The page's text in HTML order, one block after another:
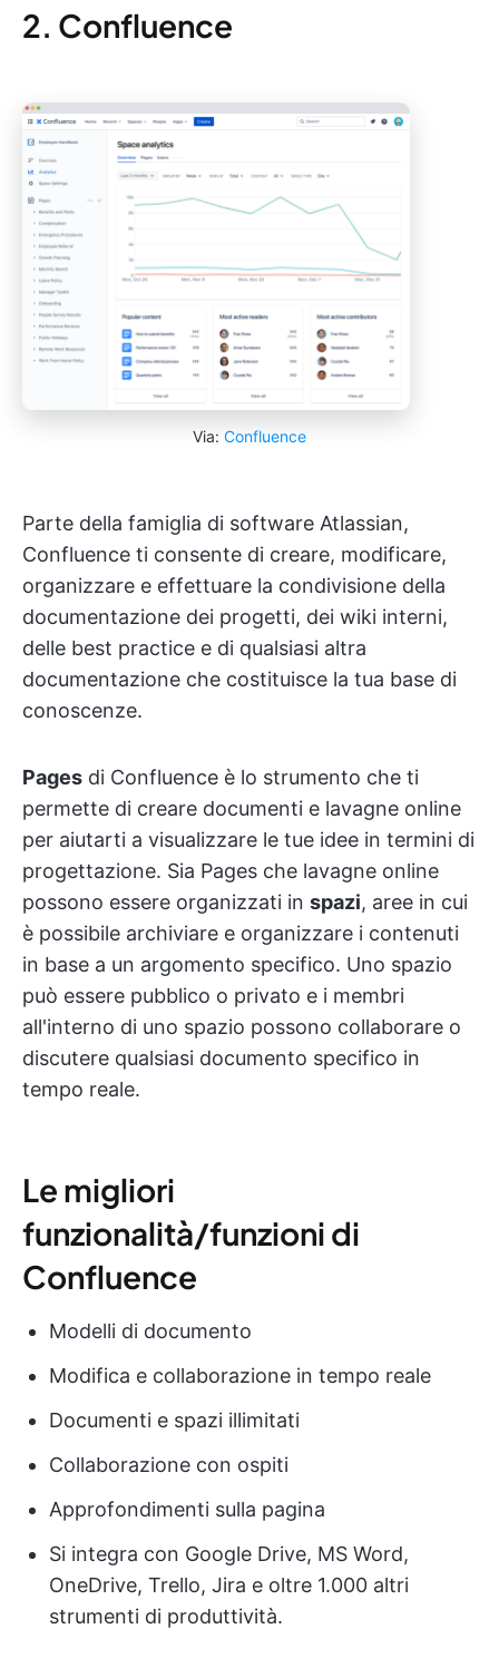
2. Confluence
Via: Confluence
Parte della famiglia di software Atlassian,
Confluence ti consente di creare, modificare,
organizzare e effettuare la condivisione della
documentazione dei progetti, dei wiki interni,
delle best practice e di qualsiasi altra
documentazione che costituisce la tua base di
conoscenze.
Pages di Confluence è lo strumento che ti
permette di creare documenti e lavagne online
per aiutarti a visualizzare le tue idee in termini di
progettazione. Sia Pages che lavagne online
possono essere organizzati in spazi, aree in cui
è possibile archiviare e organizzare i contenuti
in base a un argomento specifico. Uno spazio
può essere pubblico o privato e i membri
all'interno di uno spazio possono collaborare o
discutere qualsiasi documento specifico in
tempo reale.
Le migliori
funzionalità/funzioni di
Confluence
Modelli di documento
Modifica e collaborazione in tempo reale
Documenti e spazi illimitati
Collaborazione con ospiti
Approfondimenti sulla pagina
Si integra con Google Drive, MS Word,
OneDrive, Trello, Jira e oltre 1.000 altri
strumenti di produttività.